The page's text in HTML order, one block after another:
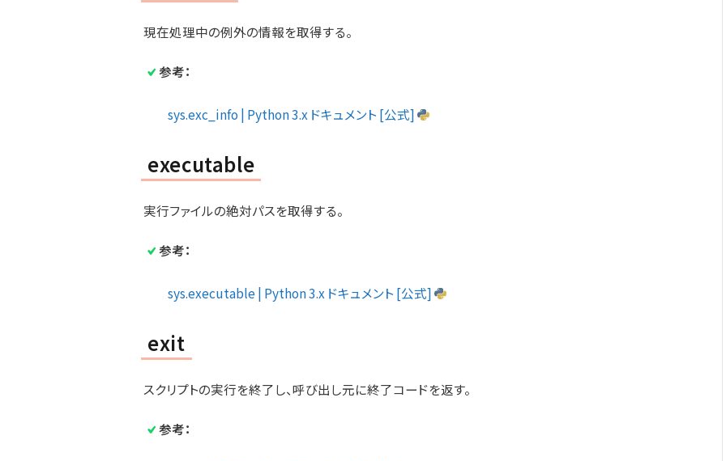
現在処理中の例外の情報を取得する。
参考：
sys.exc_info | Python 3.x ドキュメント [公式]
executable
実行ファイルの絶対パスを取得する。
参考：
sys.executable | Python 3.x ドキュメント [公式]
exit
スクリプトの実行を終了し、呼び出し元に終了コードを返す。
参考：